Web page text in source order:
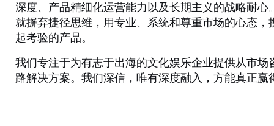
深度、产品精细化运营能力以及长期主义的战略耐
就摒弃捷径思维，用专业、系统和尊重市场的心态
起考验的产品。
我们专注于为有志于出海的文化娱乐企业提供从市
路解决方案。我们深信，唯有深度融入，方能真正赢